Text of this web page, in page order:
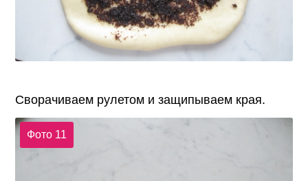
Сворачиваем рулетом и защипываем края.
Фото 11